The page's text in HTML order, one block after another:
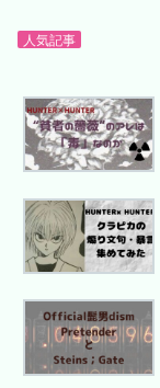
人気記事